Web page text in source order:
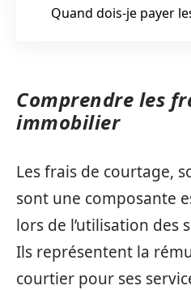
Quand dois-je payer
Comprendre les
immobilier
Les frais de courtage,
sont une composante
lors de l’utilisation des
Ils représentent la
courtier pour ses